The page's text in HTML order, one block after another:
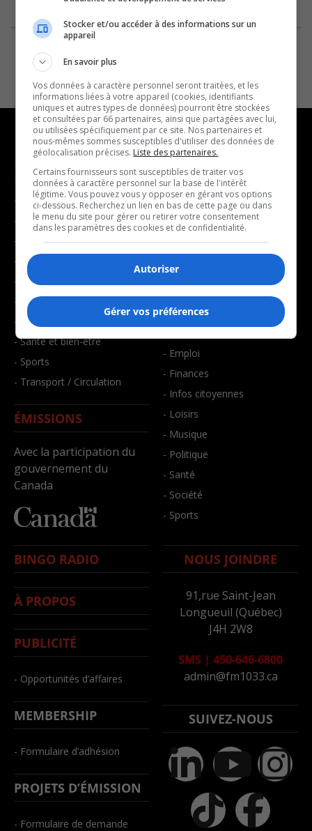
NOUVELLES
- Affaires municipales
- Communauté / Social
- Culture
- Économie
- Éducation
- Environnement
- Faits divers
- Santé et bien-être
- Sports
- Transport / Circulation
ÉMISSIONS
Avec la participation du
gouvernement du
Canada
MUSIQUE
- Décompte franco
- Joué récemment
BALADOS
- Art de vivre
- Emploi
- Finances
- Infos citoyennes
- Loisirs
- Musique
- Politique
- Santé
- Société
- Sports
BINGO RADIO
À PROPOS
PUBLICITÉ
- Opportunités d’affaires
MEMBERSHIP
- Formulaire d’adhésion
PROJETS D’ÉMISSION
- Formulaire de demande
NOUS JOINDRE
91,rue Saint-Jean
Longueuil (Québec)
J4H 2W8
SMS | 450-646-6800
admin@fm1033.ca
SUIVEZ-NOUS
Stocker et/ou accéder à des informations sur un
appareil
En savoir plus
Vos données à caractère personnel seront traitées, et les
informations liées à votre appareil (cookies, identifiants
uniques et autres types de données) pourront être stockées
et consultées par 66 partenaires, ainsi que partagées avec lui,
ou utilisées spécifiquement par ce site. Nos partenaires et
nous-mêmes sommes susceptibles d'utiliser des données de
géolocalisation précises. Liste des partenaires.
Certains fournisseurs sont susceptibles de traiter vos
données à caractère personnel sur la base de l'intérêt
légitime. Vous pouvez vous y opposer en gérant vos options
ci-dessous. Recherchez un lien en bas de cette page ou dans
le menu du site pour gérer ou retirer votre consentement
dans les paramètres des cookies et de confidentialité.
Autoriser
Gérer vos préférences